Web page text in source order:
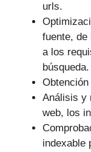
urls.
fuente, de
a los
búsqueda.
Análisis y
web, los
indexable